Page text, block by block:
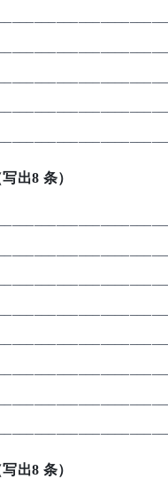
出8 条）
出8 条）